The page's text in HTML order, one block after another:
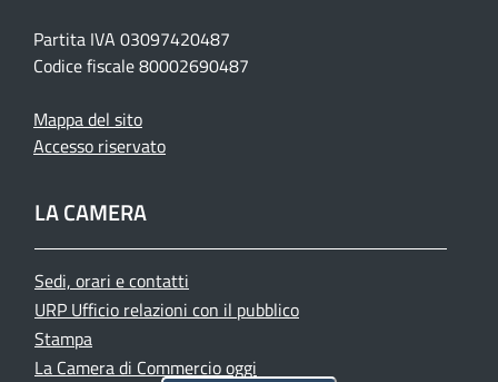
Partita IVA 03097420487
Codice fiscale 80002690487
Mappa del sito
Accesso riservato
LA CAMERA
Sedi, orari e contatti
URP Ufficio relazioni con il pubblico
Stampa
La Camera di Commercio oggi